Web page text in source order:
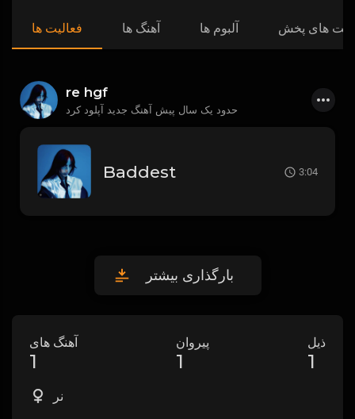
فعالیت ها آهنگ ها آلبوم ها های پخش
re hgf
حدود یک سال پیش
Baddest 3:04
بارگذاری بیشتر
آهنگ های
1
پیروان
1
ذیل
1
نر